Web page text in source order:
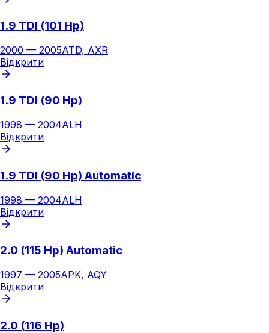
1.9 TDI (101 Hp)
2000 — 2005ATD, AXR
Відкрити
1.9 TDI (90 Hp)
1998 — 2004ALH
Відкрити
1.9 TDI (90 Hp) Automatic
1998 — 2004ALH
Відкрити
2.0 (115 Hp) Automatic
1997 — 2005APK, AQY
Відкрити
2.0 (116 Hp)